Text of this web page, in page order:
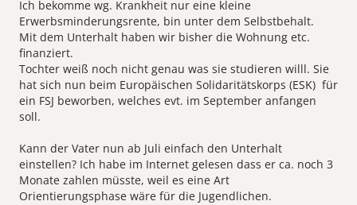
Ich bekomme wg. Krankheit nur eine kleine
Erwerbsminderungsrente, bin unter dem Selbstbehalt.
Mit dem Unterhalt haben wir bisher die Wohnung etc.
finanziert.
Tochter weiß noch nicht genau was sie studieren willl. Sie
hat sich nun beim Europäischen Solidaritätskorps (ESK) für
ein FSJ beworben, welches evt. im September anfangen
soll.
Kann der Vater nun ab Juli einfach den Unterhalt
einstellen? Ich habe im Internet gelesen dass er ca. noch 3
Monate zahlen müsste, weil es eine Art
Orientierungsphase wäre für die Jugendlichen.